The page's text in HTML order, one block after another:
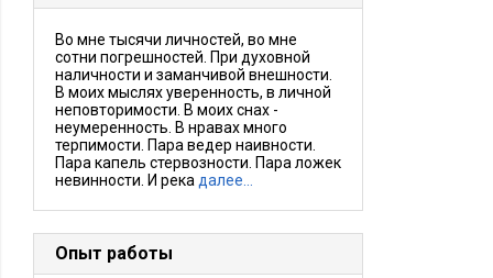
Во мне тысячи личностей, во мне
сотни погрешностей. При духовной
наличности и заманчивой внешности.
В моих мыслях уверенность, в личной
неповторимости. В моих снах -
неумеренность. В нравах много
терпимости. Пара ведер наивности.
Пара капель стервозности. Пара ложек
невинности. И река далее…
Опыт работы